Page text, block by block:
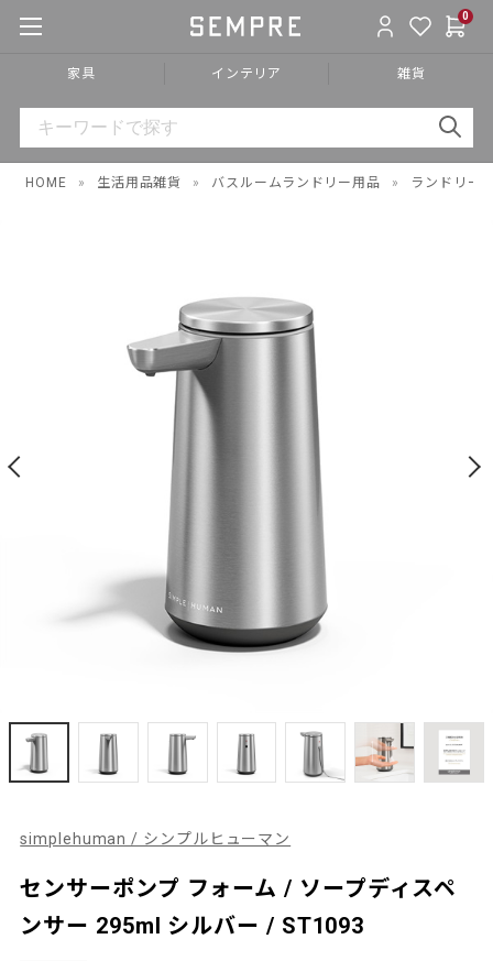
0
家具 インテリア 雑貨
HOME » 生活用品雑貨 » バスルームランドリー用品 » ランドリー
simplehuman / シンプルヒューマン
センサーポンプ フォーム / ソープディスペ
ンサー 295ml シルバー / ST1093